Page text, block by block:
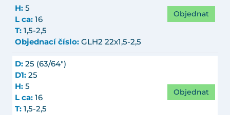
H: 5
L ca: 16
T: 1,5-2,5
Objednací číslo: GLH2 22x1,5-2,5
Objednat
D: 25 (63/64")
D1: 25
H: 5
L ca: 16
T: 1,5-2,5
Objednat